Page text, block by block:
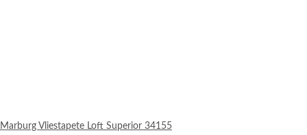
Marburg Vliestapete Loft Superior 34155